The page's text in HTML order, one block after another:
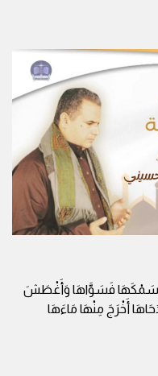
سَمْكَهَا فَسَوَّاهَا وَأَغْطَشَ
أَخْرَجَ مِنْهَا مَاءَهَا